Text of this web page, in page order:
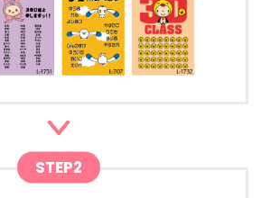
STEP2